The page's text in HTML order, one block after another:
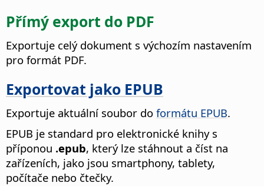
Přímý export do PDF
Exportuje celý dokument s výchozím nastavením
pro formát PDF.
Exportovat jako EPUB
Exportuje aktuální soubor do formátu EPUB.
EPUB je standard pro elektronické knihy s
příponou .epub, který lze stáhnout a číst na
zařízeních, jako jsou smartphony, tablety,
počítače nebo čtečky.